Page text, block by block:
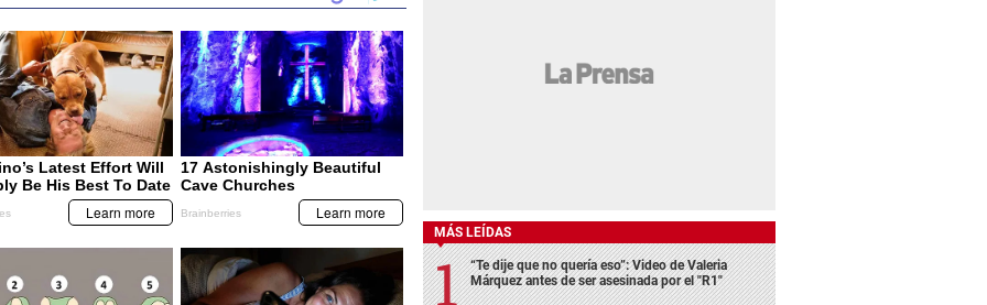
MÁS LEÍDAS
“Te dije que no quería eso”: Video de Valeria
Márquez antes de ser asesinada por el "R1"